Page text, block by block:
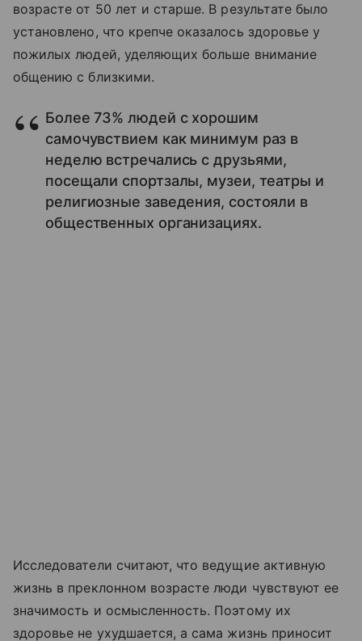
возрасте от 50 лет и старше. В результате было
установлено, что крепче оказалось здоровье у
пожилых людей, уделяющих больше внимание
общению с близкими.
Более 73% людей с хорошим
самочувствием как минимум раз в
неделю встречались с друзьями,
посещали спортзалы, музеи, театры и
религиозные заведения, состояли в
общественных организациях.
Исследователи считают, что ведущие активную
жизнь в преклонном возрасте люди чувствуют ее
значимость и осмысленность. Поэтому их
здоровье не ухудшается, а сама жизнь приносит